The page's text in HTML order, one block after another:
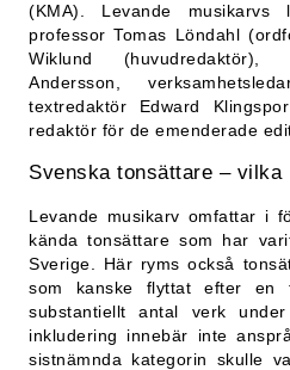
(KMA). Levande musikarvs
professor Tomas Löndahl
Wiklund
Andersson,
textredaktör Edward
redaktör för de emenderade
Svenska tonsättare – vilka
Levande musikarv omfattar i
kända tonsättare som har
Sverige. Här ryms också
som kanske flyttat efter en
substantiellt antal verk
inkludering innebär inte
sistnämnda kategorin skulle